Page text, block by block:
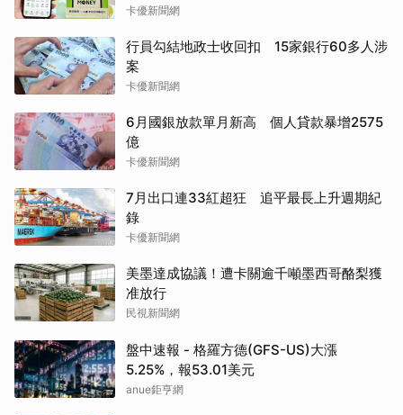
卡優新聞網
行員勾結地政士收回扣 15家銀行60多人涉
案
卡優新聞網
6月國銀放款單月新高 個人貸款暴增2575
億
卡優新聞網
7月出口連33紅超狂 追平最長上升週期紀
錄
卡優新聞網
美墨達成協議！遭卡關逾千噸墨西哥酪梨獲
准放行
民視新聞網
盤中速報 - 格羅方德(GFS-US)大漲
5.25%，報53.01美元
anue鉅亨網